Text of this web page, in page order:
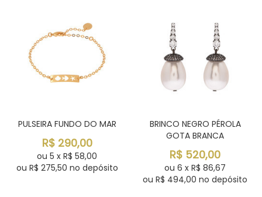
PULSEIRA FUNDO DO MAR
R$ 290,00
ou 5 x R$ 58,00
ou R$ 275,50 no depósito
BRINCO NEGRO PÉROLA
GOTA BRANCA
R$ 520,00
ou 6 x R$ 86,67
ou R$ 494,00 no depósito